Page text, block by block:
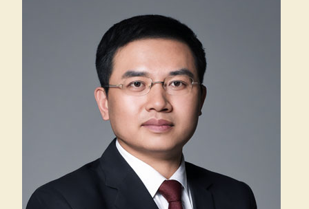
房产纠纷律师
合同纠纷律师
征地拆迁律师
交通事故律师
关于我们